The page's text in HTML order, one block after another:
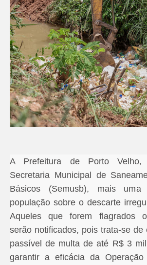
A Prefeitura de Porto
Secretaria Municipal de
Básicos (Semusb), mais
população sobre o descarte
Aqueles que forem flagrados
serão notificados, pois trata-se de
passível de multa de até R$ 3
garantir a eficácia da Operação